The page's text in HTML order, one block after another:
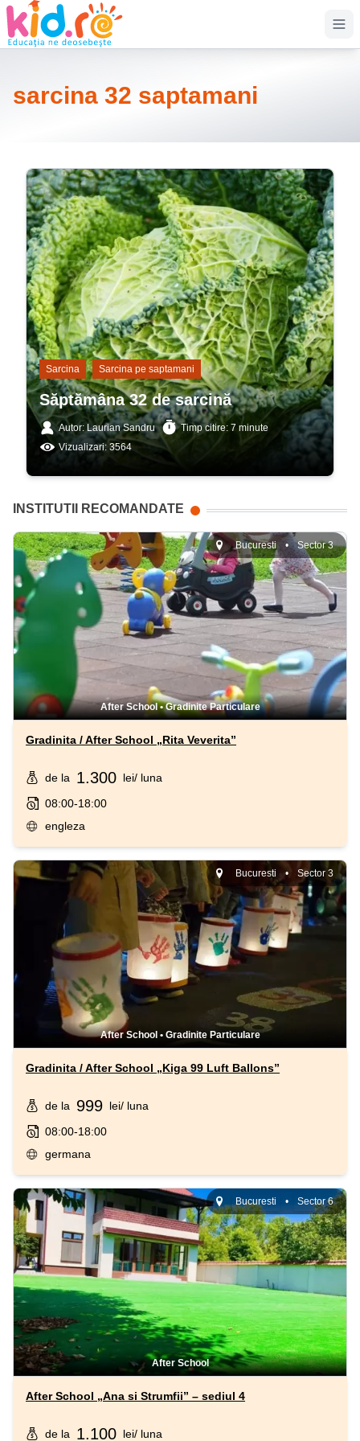
sarcina 32 saptamani
Sarcina Sarcina pe saptamani
Săptămâna 32 de sarcină
Autor: Laurian Sandru
Timp citire: 7 minute
Vizualizari: 3564
INSTITUTII RECOMANDATE
Bucuresti • Sector 3
After School•Gradinite Particulare
Gradinita / After School „Rita Veverita”
de la 1.300 lei/ luna
08:00-18:00
engleza
Bucuresti • Sector 3
After School• Gradinite Particulare
Gradinita / After School „Kiga 99 Luft Ballons”
de la 999 lei/ luna
08:00-18:00
germana
Bucuresti • Sector 6
After School
After School „Ana si Strumfii” – sediul 4
de la 1.100 lei/ luna